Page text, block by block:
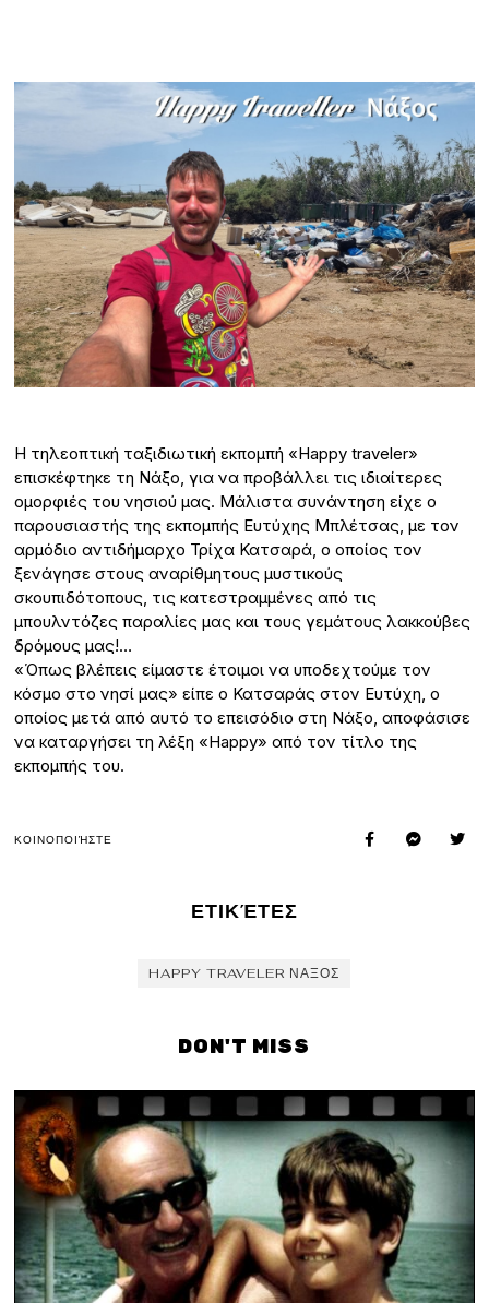
Η τηλεοπτική ταξιδιωτική εκπομπή «Happy traveler»
επισκέφτηκε τη Νάξο, για να προβάλλει τις ιδιαίτερες
ομορφιές του νησιού μας. Μάλιστα συνάντηση είχε ο
παρουσιαστής της εκπομπής Ευτύχης Μπλέτσας, με τον
αρμόδιο αντιδήμαρχο Τρίχα Κατσαρά, ο οποίος τον
ξενάγησε στους αναρίθμητους μυστικούς
σκουπιδότοπους, τις κατεστραμμένες από τις
μπουλντόζες παραλίες μας και τους γεμάτους λακκούβες
δρόμους μας!…
«Όπως βλέπεις είμαστε έτοιμοι να υποδεχτούμε τον
κόσμο στο νησί μας» είπε ο Κατσαράς στον Ευτύχη, ο
οποίος μετά από αυτό το επεισόδιο στη Νάξο, αποφάσισε
να καταργήσει τη λέξη «Happy» από τον τίτλο της
εκπομπής του.
ΚΟΙΝΟΠΟΙΉΣΤΕ
ΕΤΙΚΈΤΕΣ
HAPPY TRAVELER ΝΑΞΟΣ
DON'T MISS